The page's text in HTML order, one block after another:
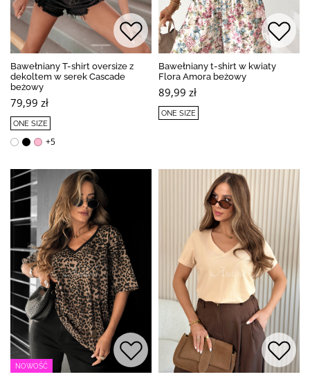
Bawełniany T-shirt oversize z
dekoltem w serek Cascade
beżowy
79,99 zł
ONE SIZE
+5
Bawełniany t-shirt w kwiaty
Flora Amora beżowy
89,99 zł
ONE SIZE
NOWOŚĆ